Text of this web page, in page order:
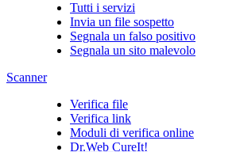
Tutti i servizi
Invia un file sospetto
Segnala un falso positivo
Segnala un sito malevolo
Scanner
Verifica file
Verifica link
Moduli di verifica online
Dr.Web CureIt!